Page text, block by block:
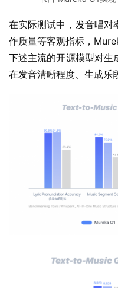
在实际测试中，发音唱对
作质量等客观指标，
下述主流的开源模型对生
在发音清晰程度、生成乐